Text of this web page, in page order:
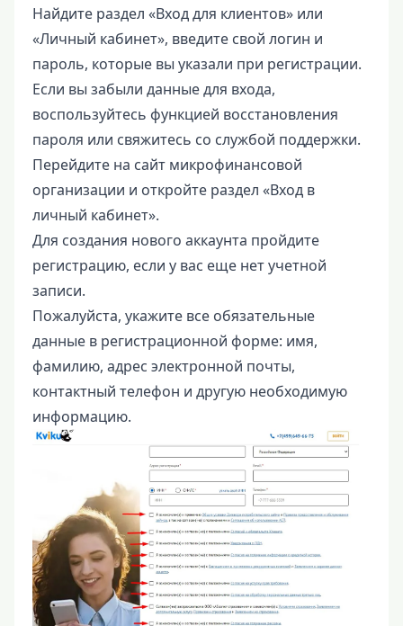
Найдите раздел «Вход для клиентов» или
«Личный кабинет», введите свой логин и
пароль, которые вы указали при регистрации.
Если вы забыли данные для входа,
воспользуйтесь функцией восстановления
пароля или свяжитесь со службой поддержки.
Перейдите на сайт микрофинансовой
организации и откройте раздел «Вход в
личный кабинет».
Для создания нового аккаунта пройдите
регистрацию, если у вас еще нет учетной
записи.
Пожалуйста, укажите все обязательные
данные в регистрационной форме: имя,
фамилию, адрес электронной почты,
контактный телефон и другую необходимую
информацию.